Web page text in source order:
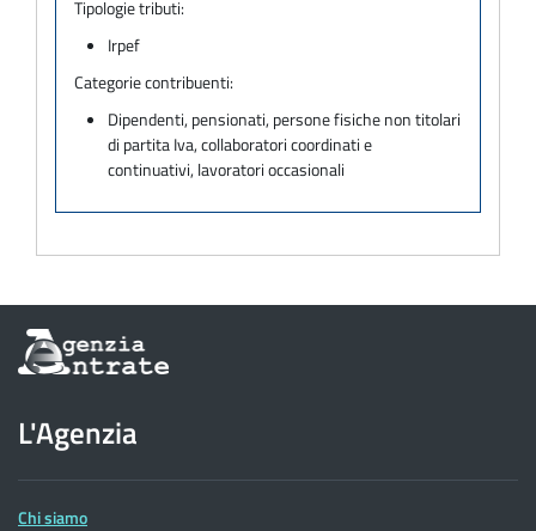
Tipologie tributi:
Irpef
Categorie contribuenti:
Dipendenti, pensionati, persone fisiche non titolari
di partita Iva, collaboratori coordinati e
continuativi, lavoratori occasionali
Informazioni
sul
dell'Agenzia
delle
Entrate
L'Agenzia
Chi siamo